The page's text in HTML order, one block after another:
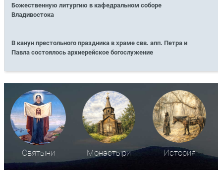
Божественную литургию в кафедральном соборе
Владивостока
В канун престольного праздника в храме свв. апп. Петра и
Павла состоялось архиерейское богослужение
Святыни Монастыри История